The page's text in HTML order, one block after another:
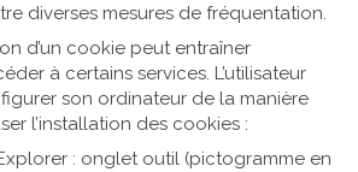
diverses mesures de fréquentation.
d’un cookie peut entraîner
à certains services. L’utilisateur
son ordinateur de la manière
l’installation des cookies :
: onglet outil (pictogramme en